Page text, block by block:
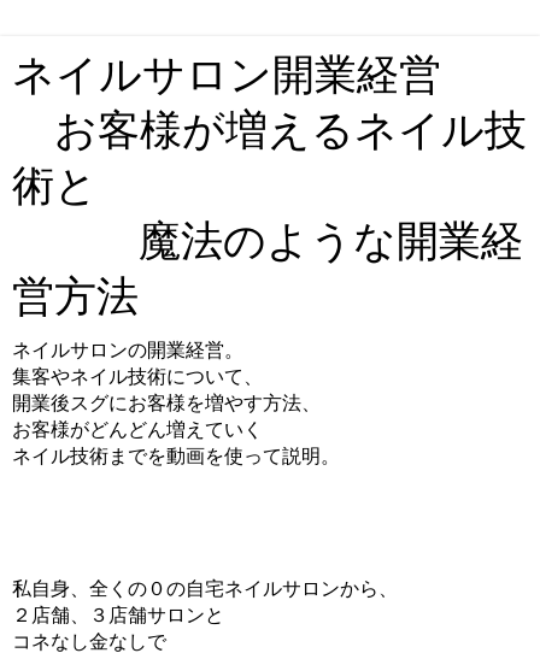
ネイルサロン開業経営
お客様が増えるネイル技
術と
魔法のような開業経
営方法
ネイルサロンの開業経営。
集客やネイル技術について、
開業後スグにお客様を増やす方法、
お客様がどんどん増えていく
ネイル技術までを動画を使って説明。
私自身、全くの０の自宅ネイルサロンから、
２店舗、３店舗サロンと
コネなし金なしで